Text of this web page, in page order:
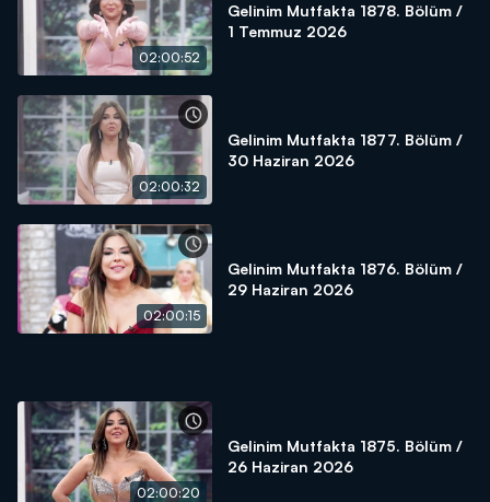
02:00:52
Gelinim Mutfakta 1878. Bölüm /
1 Temmuz 2026
02:00:32
Gelinim Mutfakta 1877. Bölüm /
30 Haziran 2026
02:00:15
Gelinim Mutfakta 1876. Bölüm /
29 Haziran 2026
02:00:20
Gelinim Mutfakta 1875. Bölüm /
26 Haziran 2026